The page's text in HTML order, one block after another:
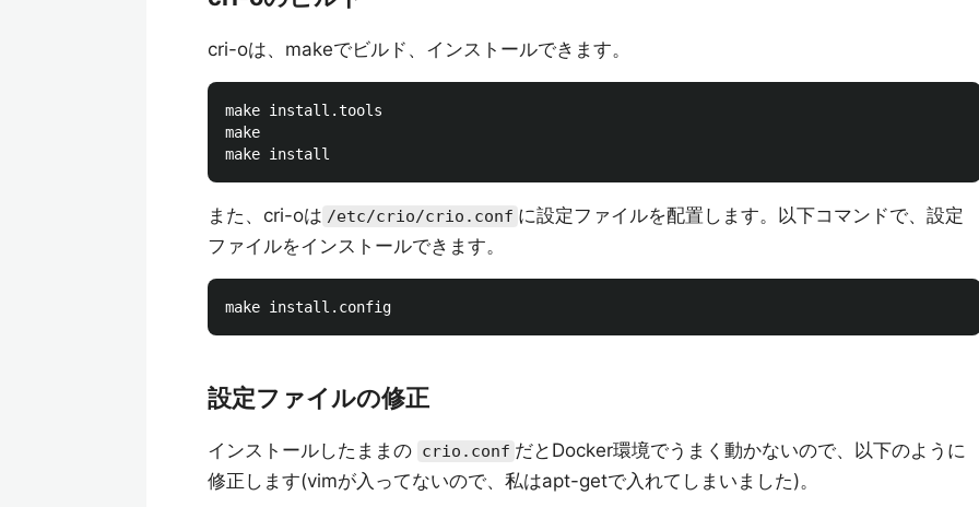
cri-oは、makeでビルド、インストールできます。
make install.tools
make
また、cri-oは /etc/crio/crio.conf に設定ファイルを配置します。以下コマンドで、設定
ファイルをインストールできます。
設定ファイルの修正
インストールしたままの crio.conf だとDocker環境でうまく動かないので、以下のように
修正します(vimが入ってないので、私はapt-getで入れてしまいました)。